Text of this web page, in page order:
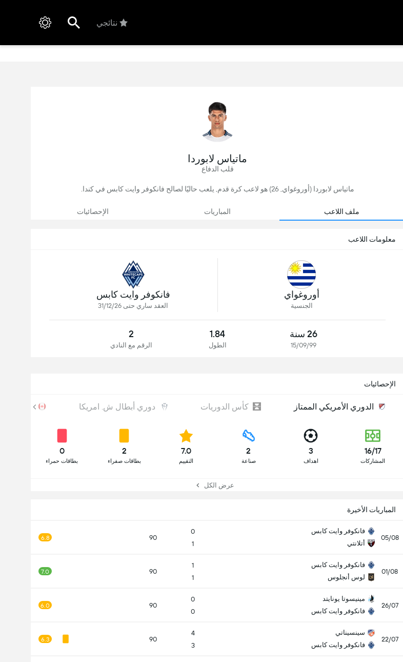
نتائجي
ماتياس لابوردا
قلب الدفاع
ماتياس لابوردا (أوروغواي, 26) هو لاعب كرة قدم, يلعب حاليًا لصالح فانكوفر وايت كابس في كندا.
ملف اللاعب المباريات الإحصائيات
معلومات اللاعب
أوروغواي
الجنسية
فانكوفر وايت كابس
العقد ساري حتى 31/12/26
26 سنة
15/09/99
1.84
الطول
2
الرقم مع النادي
الإحصائيات
الدوري الأمريكي الممتاز كأس الدوريات دوري أبطال ش. امريكا
16/17
المشاركات
3
اهداف
2
صناعة
7.0
التقييم
2
بطاقات صفراء
0
بطاقات حمراء
عرض الكل
المباريات الأخيرة
05/08
فانكوفر وايت كابس
أتلانتي
0
1
90
6.8
01/08
فانكوفر وايت كابس
لوس أنجلوس
1
1
90
7.0
26/07
مينيسوتا يونايتد
فانكوفر وايت كابس
0
0
90
6.0
22/07
سينسيناتي
فانكوفر وايت كابس
4
3
90
6.3